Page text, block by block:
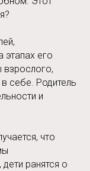
этапах его
взрослого,
себе. Родитель
и
что
ранятся о